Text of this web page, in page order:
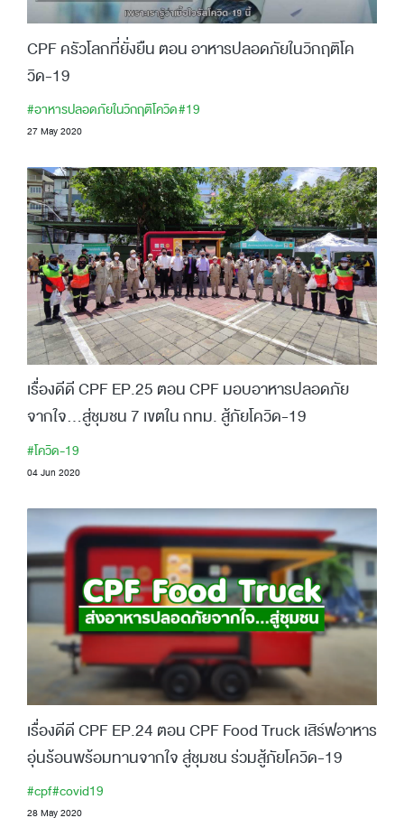
CPF ครัวโลกที่ยั่งยืน ตอน อาหารปลอดภัยในวิกฤติโค
วิด-19
#อาหารปลอดภัยในวิกฤติโควิด#19
27 May 2020
เรื่องดีดี CPF EP.25 ตอน CPF มอบอาหารปลอดภัย
จากใจ...สู่ชุมชน 7 เขตใน กทม. สู้ภัยโควิด-19
#โควิด-19
04 Jun 2020
เรื่องดีดี CPF EP.24 ตอน CPF Food Truck เสิร์ฟอาหาร
อุ่นร้อนพร้อมทานจากใจ สู่ชุมชน ร่วมสู้ภัยโควิด-19
#cpf#covid19
28 May 2020